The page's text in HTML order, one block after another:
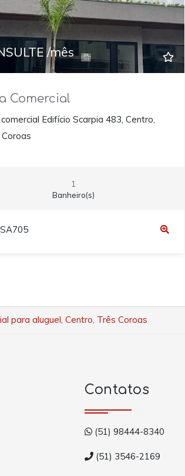
Next
/mês
Comercial
Edifício Scarpia 483, Centro,
1
Banheiro(s)
para aluguel, Centro, Três Coroas
Contatos
(51) 98444-8340
(51) 3546-2169